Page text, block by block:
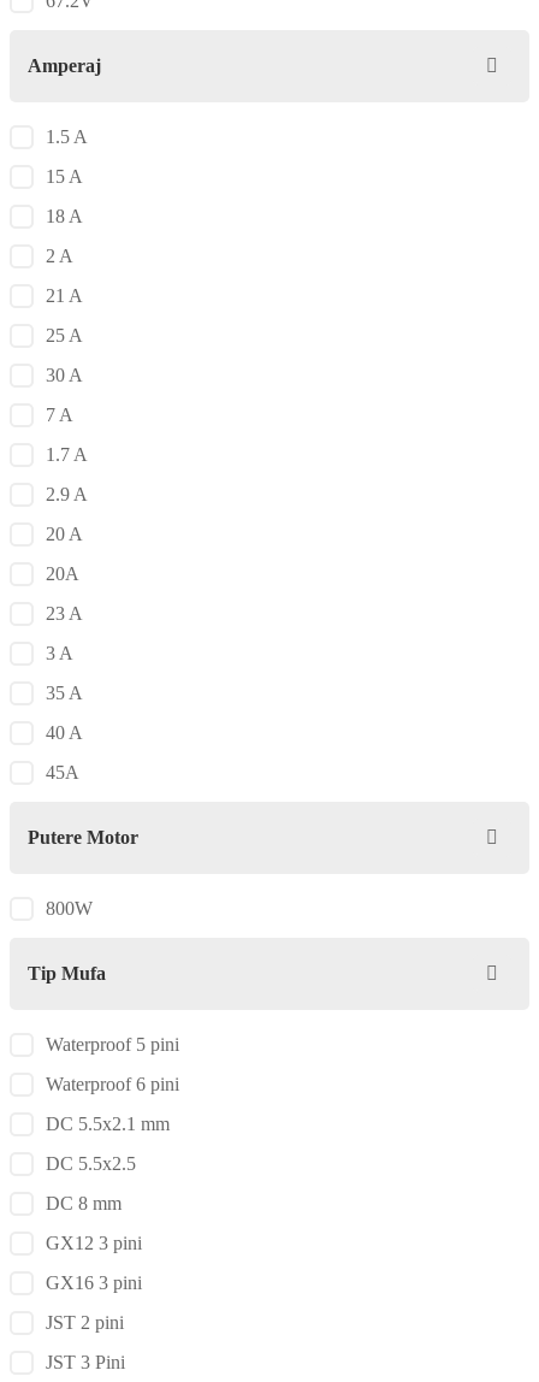
Amperaj
1.5 A
15 A
18 A
2 A
21 A
25 A
30 A
7 A
1.7 A
2.9 A
20 A
20A
23 A
3 A
35 A
40 A
45A
Putere Motor
800W
Tip Mufa
Waterproof 5 pini
Waterproof 6 pini
DC 5.5x2.1 mm
DC 5.5x2.5
DC 8 mm
GX12 3 pini
GX16 3 pini
JST 2 pini
JST 3 Pini